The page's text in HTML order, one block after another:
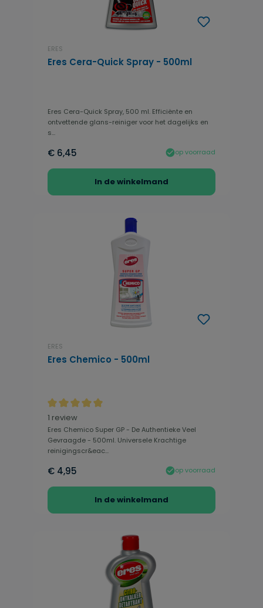
ERES
Eres Cera-Quick Spray - 500ml
Eres Cera-Quick Spray, 500 ml. Efficiënte en
ontvettende glans-reiniger voor het dagelijks en
s...
€ 6,45 op voorraad
In de winkelmand
ERES
Eres Chemico - 500ml
Gemiddelde waardering van 5 van 5 sterren
1 review
Eres Chemico Super GP - De Authentieke Veel
Gevraagde - 500ml. Universele Krachtige
reinigingscr&eac...
€ 4,95 op voorraad
In de winkelmand